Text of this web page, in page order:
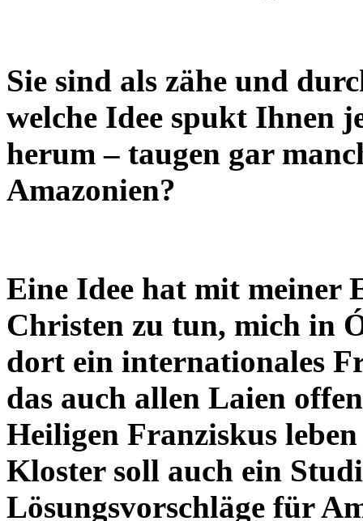
Sie sind als zähe und
welche Idee spukt Ihnen
herum – taugen gar
Amazonien?
Eine Idee hat mit meiner
Christen zu tun, mich in
dort ein internationales
das auch allen Laien
Heiligen Franziskus
Kloster soll auch ein
Lösungsvorschläge für